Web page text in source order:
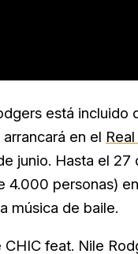
está
en el
junio. Hasta el
4.000 personas)
música de baile.
feat. Nile